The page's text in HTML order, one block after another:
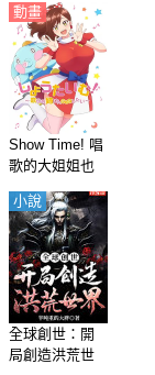
Show Time! 唱
歌的大姐姐也
語】
動畫
全球創世：開
局創造洪荒世
小說